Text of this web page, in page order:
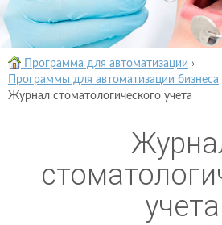
Программа для автоматизации ›
Программы для автоматизации бизнеса
Журнал стоматологического учета
учета